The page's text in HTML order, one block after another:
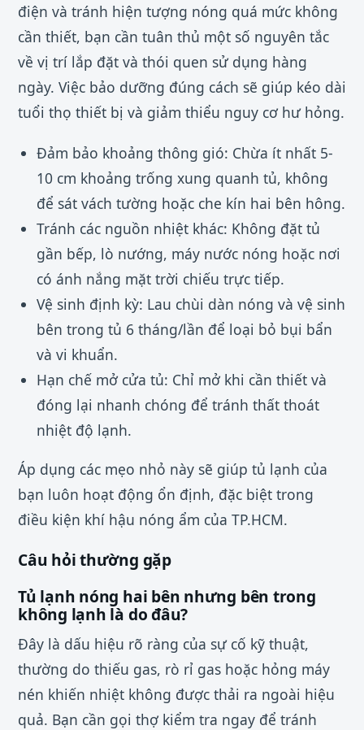
điện và tránh hiện tượng nóng quá mức không
cần thiết, bạn cần tuân thủ một số nguyên tắc
về vị trí lắp đặt và thói quen sử dụng hàng
ngày. Việc bảo dưỡng đúng cách sẽ giúp kéo dài
tuổi thọ thiết bị và giảm thiểu nguy cơ hư hỏng.
Đảm bảo khoảng thông gió: Chừa ít nhất 5-
10 cm khoảng trống xung quanh tủ, không
để sát vách tường hoặc che kín hai bên hông.
Tránh các nguồn nhiệt khác: Không đặt tủ
gần bếp, lò nướng, máy nước nóng hoặc nơi
có ánh nắng mặt trời chiếu trực tiếp.
Vệ sinh định kỳ: Lau chùi dàn nóng và vệ sinh
bên trong tủ 6 tháng/lần để loại bỏ bụi bẩn
và vi khuẩn.
Hạn chế mở cửa tủ: Chỉ mở khi cần thiết và
đóng lại nhanh chóng để tránh thất thoát
nhiệt độ lạnh.
Áp dụng các mẹo nhỏ này sẽ giúp tủ lạnh của
bạn luôn hoạt động ổn định, đặc biệt trong
điều kiện khí hậu nóng ẩm của TP.HCM.
Câu hỏi thường gặp
Tủ lạnh nóng hai bên nhưng bên trong
không lạnh là do đâu?
Đây là dấu hiệu rõ ràng của sự cố kỹ thuật,
thường do thiếu gas, rò rỉ gas hoặc hỏng máy
nén khiến nhiệt không được thải ra ngoài hiệu
quả. Bạn cần gọi thợ kiểm tra ngay để tránh